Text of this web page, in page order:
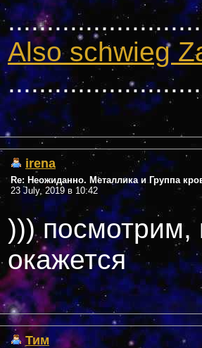
Also schwieg
irena
Re: Неожиданно. Металлика и Группа
23 July, 2019 в 10:42
))) посмотрим,
окажется
Тим